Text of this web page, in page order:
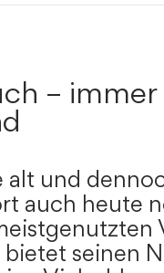
–
alt und
auch heute
bietet seinen